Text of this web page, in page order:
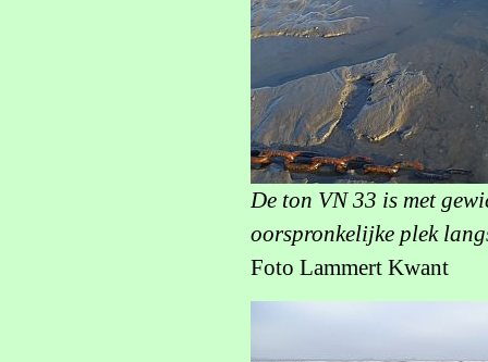
De ton VN 33 is met
oorspronkelijke plek
Foto Lammert Kwant